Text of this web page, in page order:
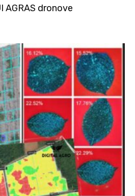
AGRAS dronove